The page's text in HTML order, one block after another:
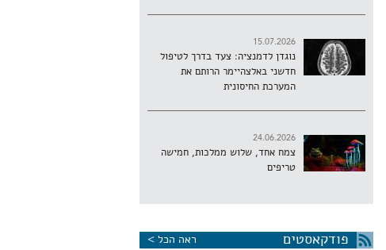
15.07.2026
נוגדן לדמנציה: צעד בדרך לטיפול
חדשני באלצהיימר הרותם את
המערכת החיסונית
24.06.2026
צמח אחד, שלוש ממלכות, חמישה
טריפים
פודקאסטים ראה הכל >